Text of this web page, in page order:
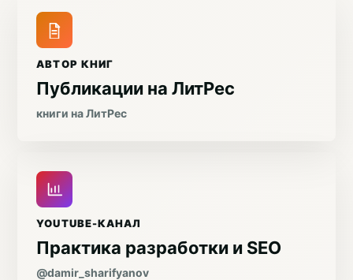
АВТОР КНИГ
Публикации на ЛитРес
книги на ЛитРес
YOUTUBE-КАНАЛ
Практика разработки и SEO
@damir_sharifyanov